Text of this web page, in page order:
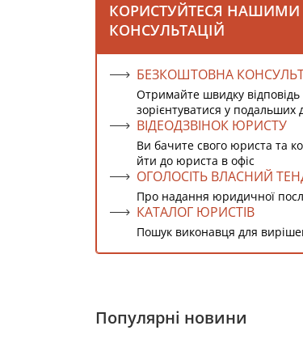
КОРИСТУЙТЕСЯ
КОНСУЛЬТАЦІЙ
БЕЗКОШТОВНА
Отримайте швидку
зорієнтуватися у подальших
ВІДЕОДЗВІНОК ЮРИСТУ
Ви бачите свого юриста та
йти до юриста в офіс
ОГОЛОСІТЬ ВЛАСНИЙ
Про надання юридичної
КАТАЛОГ ЮРИСТІВ
Пошук виконавця для
Популярні новини